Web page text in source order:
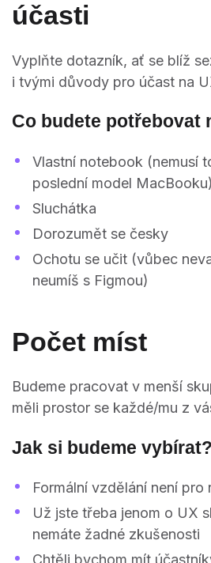
účasti
Vyplňte dotazník, ať se blíž
i tvými důvody pro účast na
Co budete potřebovat
Vlastní notebook (nemusí
poslední model MacBooku)
Sluchátka
Dorozumět se česky
Ochotu se učit (vůbec
neumíš s Figmou)
Počet míst
Budeme pracovat v menší
měli prostor se každé/mu z
Jak si budeme vybírat?
Formální vzdělání není pro
Už jste třeba jenom o UX
nemáte žadné zkušenosti
Chtěli bychom mít